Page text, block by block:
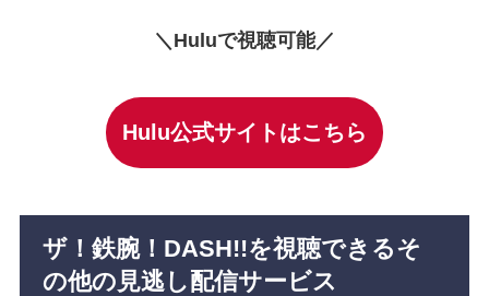
＼Huluで視聴可能／
Hulu公式サイトはこちら
ザ！鉄腕！DASH!!を視聴できるそ
の他の見逃し配信サービス